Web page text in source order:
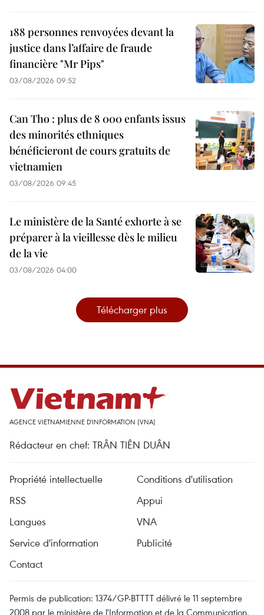
188 personnes renvoyées devant la
justice dans l’affaire de fraude
financière "Mr Pips"
03/08/2026 09:52
Can Tho : plus de 8 000 enfants issus
des minorités ethniques
bénéficieront de cours gratuits de
vietnamien
03/08/2026 09:45
Le ministère de la Santé exhorte à se
préparer à la vieillesse dès le milieu
de la vie
03/08/2026 04:00
Télécharger plus
AGENCE VIETNAMIENNE D'INFORMATION (VNA)
Rédacteur en chef: TRÂN TIÊN DUÂN
Propriété intellectuelle
Conditions d'utilisation
RSS
Appui
Langues
VNA
Service d'information
Publicité
Contact
Permis de publication: 1374/GP-BTTTT délivré le 11 septembre
2008 par le ministère de l'Information et de la Communication.